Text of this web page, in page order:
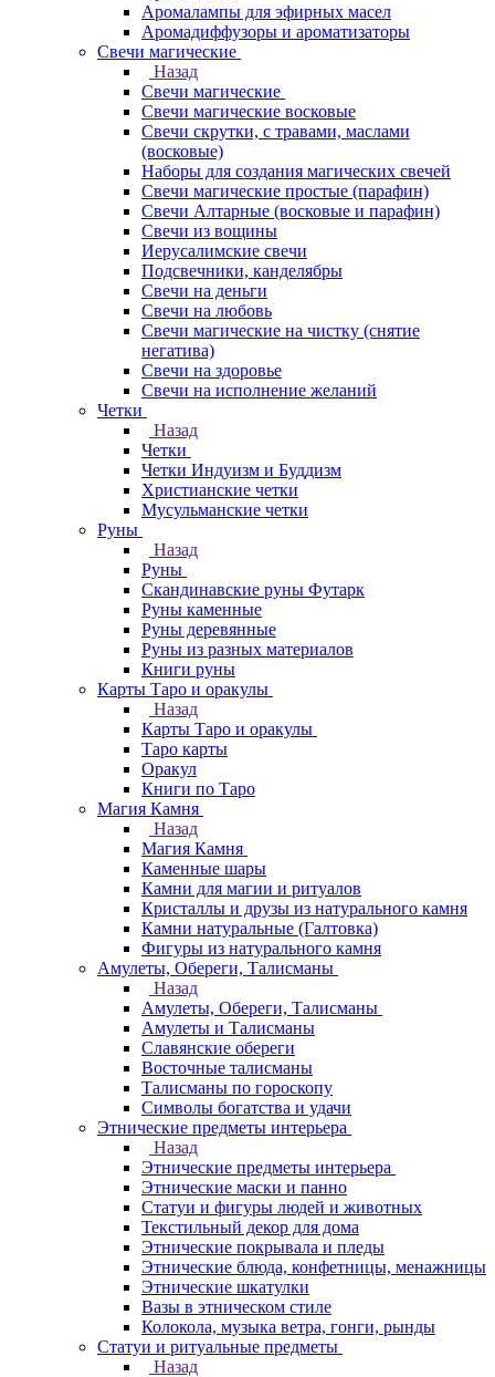
Аромалампы для эфирных масел
Аромадиффузоры и ароматизаторы
Свечи магические
Назад
Свечи магические
Свечи магические восковые
Свечи скрутки, с травами, маслами
(восковые)
Наборы для создания магических свечей
Свечи магические простые (парафин)
Свечи Алтарные (восковые и парафин)
Свечи из вощины
Иерусалимские свечи
Подсвечники, канделябры
Свечи на деньги
Свечи на любовь
Свечи магические на чистку (снятие
негатива)
Свечи на здоровье
Свечи на исполнение желаний
Четки
Назад
Четки
Четки Индуизм и Буддизм
Христианские четки
Мусульманские четки
Руны
Назад
Руны
Скандинавские руны Футарк
Руны каменные
Руны деревянные
Руны из разных материалов
Книги руны
Карты Таро и оракулы
Назад
Карты Таро и оракулы
Таро карты
Оракул
Книги по Таро
Магия Камня
Назад
Магия Камня
Каменные шары
Камни для магии и ритуалов
Кристаллы и друзы из натурального камня
Камни натуральные (Галтовка)
Фигуры из натурального камня
Амулеты, Обереги, Талисманы
Назад
Амулеты, Обереги, Талисманы
Амулеты и Талисманы
Славянские обереги
Восточные талисманы
Талисманы по гороскопу
Символы богатства и удачи
Этнические предметы интерьера
Назад
Этнические предметы интерьера
Этнические маски и панно
Статуи и фигуры людей и животных
Текстильный декор для дома
Этнические покрывала и пледы
Этнические блюда, конфетницы, менажницы
Этнические шкатулки
Вазы в этническом стиле
Колокола, музыка ветра, гонги, рынды
Статуи и ритуальные предметы
Назад